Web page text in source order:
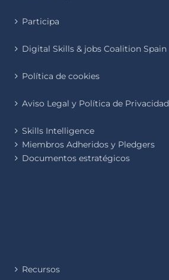
Participa
Digital Skills & jobs Coalition Spain
Política de cookies
Aviso Legal y Política de Privacidad
Skills Intelligence
Miembros Adheridos y Pledgers
Documentos estratégicos
Recursos